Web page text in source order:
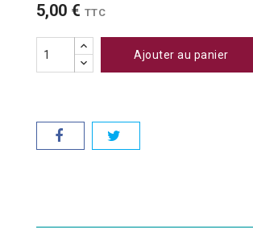
5,00 € TTC
Ajouter au panier